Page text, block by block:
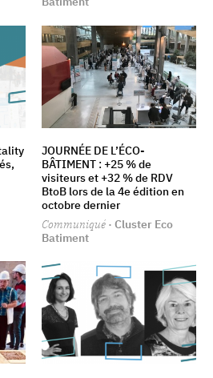
JOURNÉE DE L’ÉCO-
BÂTIMENT : +25 % de
visiteurs et +32 % de RDV
BtoB lors de la 4e édition en
octobre dernier
Communiqué · Cluster Eco
Batiment